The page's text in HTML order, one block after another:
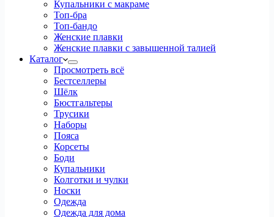
Купальники с макраме
Топ-бра
Топ-бандо
Женские плавки
Женские плавки с завышенной талией
Каталог
Просмотреть всё
Бестселлеры
Шёлк
Бюстгальтеры
Трусики
Наборы
Пояса
Корсеты
Боди
Купальники
Колготки и чулки
Носки
Одежда
Одежда для дома